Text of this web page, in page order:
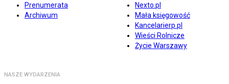
Prenumerata
Archiwum
Nexto.pl
Mała księgowość
Kancelarierp.pl
Wieści Rolnicze
Życie Warszawy
NASZE WYDARZENIA